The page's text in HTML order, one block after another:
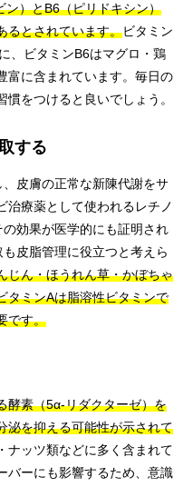
ン）とB6（ピリドキシン）
るとされています。ビタミン
、ビタミンB6はマグロ・鶏
富に含まれています。毎日の
をつけると良いでしょう。
する
皮膚の正常な新陳代謝をサ
治療薬として使われるレチノ
効果が医学的にも証明され
皮脂管理に役立つと考えら
じん・ほうれん草・かぼちゃ
タミンAは脂溶性ビタミンで
です。
酵素（5α-リダクターゼ）を
泌を抑える可能性が示されて
ナッツ類などに多く含まれて
バーにも影響するため、意識